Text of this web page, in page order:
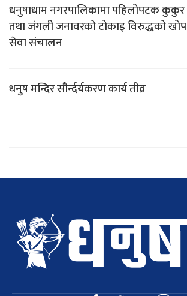
धनुषाधाम नगरपालिकामा पहिलोपटक कुकुर
तथा जंगली जनावरको टोकाइ विरुद्धको खोप
सेवा संचालन
धनुष मन्दिर सौर्न्दर्यकरण कार्य तीव्र